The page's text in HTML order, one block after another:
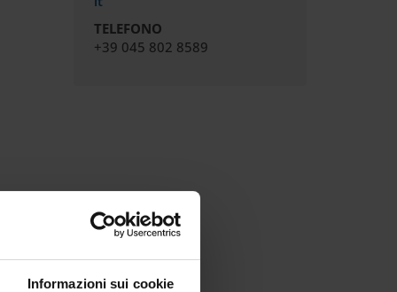
Informazioni sui cookie
TELEFONO
+39 045 802 8589